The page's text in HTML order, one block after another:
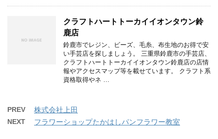
クラフトハートトーカイイオンタウン鈴
鹿店
鈴鹿市でレジン、ビーズ、毛糸、布生地のお得で安
い手芸店を探しましょう。 三重県鈴鹿市の手芸店、
クラフトハートトーカイイオンタウン鈴鹿店の店情
報やアクセスマップ等を載せています。 クラフト系
資格取得やネ …
PREV 株式会社上田
NEXT フラワーショップたかはしパンフラワー教室